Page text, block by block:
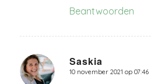
Beantwoorden
Saskia
zegt:
10 november 2021 op 07:46